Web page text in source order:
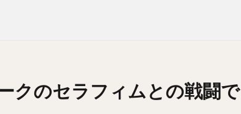
クのセラフィムとの戦闘で